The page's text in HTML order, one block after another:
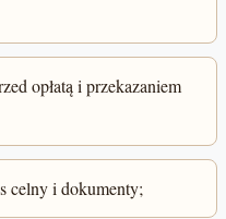
opłatą i przekazaniem
celny i dokumenty;